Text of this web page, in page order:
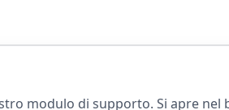
modulo di supporto. Si apre nel